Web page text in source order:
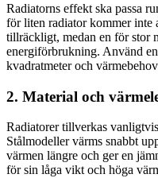
Radiatorns effekt ska passa
för liten radiator kommer inte
tillräckligt, medan en för stor
energiförbrukning. Använd
kvadratmeter och
2. Material och
Radiatorer tillverkas
Stålmodeller värms snabbt
värmen längre och ger en
för sin låga vikt och höga